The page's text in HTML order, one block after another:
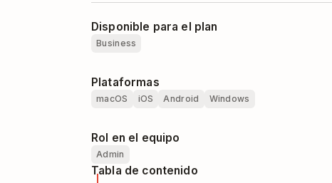
Disponible para el plan
Business
Plataformas
macOS iOS Android Windows
Rol en el equipo
Admin
Tabla de contenido